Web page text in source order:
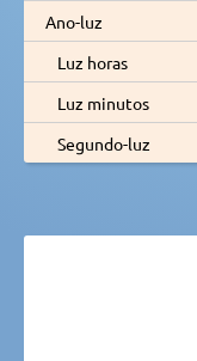
Ano-luz
Luz horas
Luz minutos
Segundo-luz